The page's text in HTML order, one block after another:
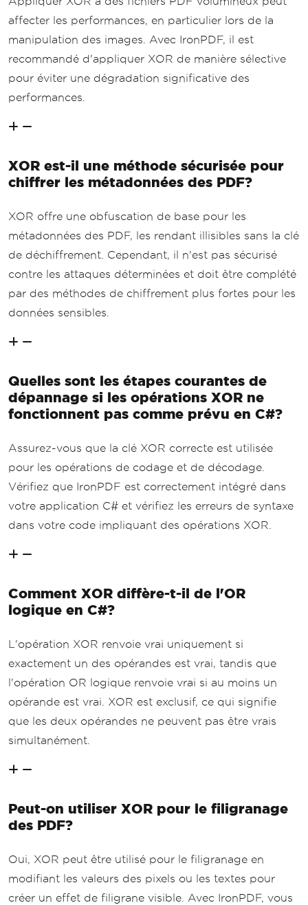
affecter les performances, en particulier lors de la
manipulation des images. Avec IronPDF, il est
recommandé d'appliquer XOR de manière sélective
pour éviter une dégradation significative des
performances.
XOR est-il une méthode sécurisée pour
chiffrer les métadonnées des PDF?
XOR offre une obfuscation de base pour les
métadonnées des PDF, les rendant illisibles sans la clé
de déchiffrement. Cependant, il n'est pas sécurisé
contre les attaques déterminées et doit être complété
par des méthodes de chiffrement plus fortes pour les
données sensibles.
Quelles sont les étapes courantes de
dépannage si les opérations XOR ne
fonctionnent pas comme prévu en C#?
Assurez-vous que la clé XOR correcte est utilisée
pour les opérations de codage et de décodage.
Vérifiez que IronPDF est correctement intégré dans
votre application C# et vérifiez les erreurs de syntaxe
dans votre code impliquant des opérations XOR.
Comment XOR diffère-t-il de l'OR
logique en C#?
L'opération XOR renvoie vrai uniquement si
exactement un des opérandes est vrai, tandis que
l'opération OR logique renvoie vrai si au moins un
opérande est vrai. XOR est exclusif, ce qui signifie
que les deux opérandes ne peuvent pas être vrais
simultanément.
Peut-on utiliser XOR pour le filigranage
des PDF?
Oui, XOR peut être utilisé pour le filigranage en
modifiant les valeurs des pixels ou les textes pour
créer un effet de filigrane visible. Avec IronPDF, vous